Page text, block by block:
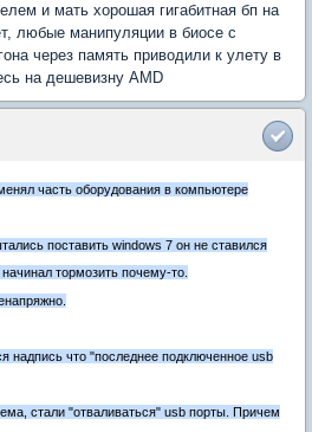
и мать хорошая гигабитная бп на
любые манипуляции в биосе с
через память приводили к улету в
на дешевизну AMD
часть оборудования в компьютере
поставить windows 7 он не ставился
тормозить почему-то.
надпись что "последнее подключенное usb
стали "отваливаться" usb порты. Причем